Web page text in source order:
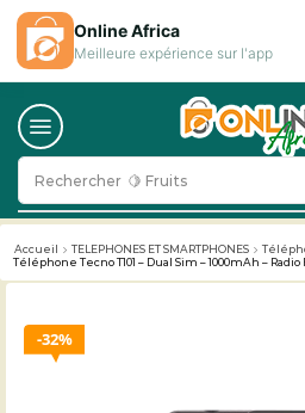
Rechercher 🥛 Milk
Accueil TELEPHONES ET SMARTPHONES
Téléphone Tecno T101 – Dual Sim – 1000mAh – Radio
32%
Online Africa
Meilleure expérience sur l'app